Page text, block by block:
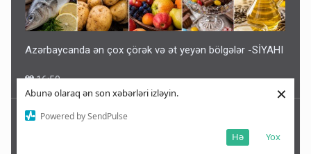
Abunə olaraq ən son xəbərləri izləyin.
Powered by SendPulse
Yox
Hə
×
Azərbaycanda ən çox çörək və ət yeyən bölgələr -SİYAHI
16:50